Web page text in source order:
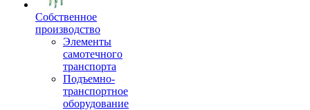
Собственное
производство
Элементы
самотечного
транспорта
Подъемно-
транспортное
оборудование